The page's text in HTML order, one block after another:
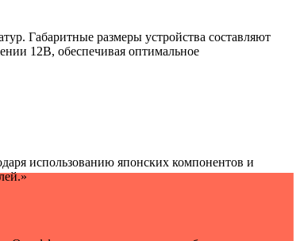
Габаритные размеры устройства составляют
12В, обеспечивая оптимальное
использованию японских компонентов и